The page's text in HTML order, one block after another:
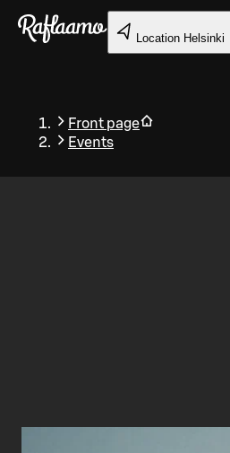
Skip to main content
Location Helsinki
Front page
Events
Back